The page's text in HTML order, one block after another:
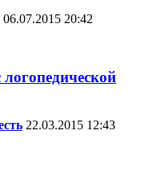
06.07.2015 20:42
22.03.2015 12:43